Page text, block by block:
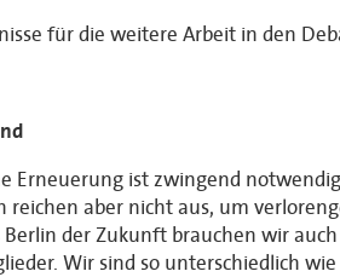
für die weitere Arbeit in den
Erneuerung ist zwingend
reichen aber nicht aus, um
der Zukunft brauchen wir
Wir sind so unterschiedlich